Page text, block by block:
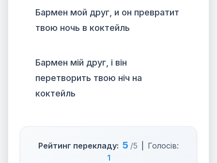
Бармен мой друг, и он превратит
твою ночь в коктейль
Бармен мій друг, і він
перетворить твою ніч на
коктейль
Рейтинг перекладу: 5 /5
Голосів:
1